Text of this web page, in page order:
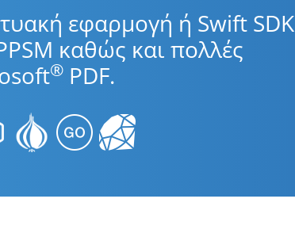
εφαρμογή ή Swift SDK
καθώς και πολλές
® PDF.